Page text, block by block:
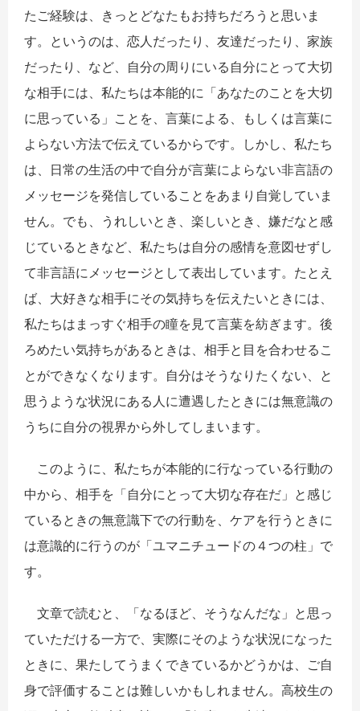
たご経験は、きっとどなたもお持ちだろうと思いま
す。というのは、恋人だったり、友達だったり、家族
だったり、など、自分の周りにいる自分にとって大切
な相手には、私たちは本能的に「あなたのことを大切
に思っている」ことを、言葉による、もしくは言葉に
よらない方法で伝えているからです。しかし、私たち
は、日常の生活の中で自分が言葉によらない非言語の
メッセージを発信していることをあまり自覚していま
せん。でも、うれしいとき、楽しいとき、嫌だなと感
じているときなど、私たちは自分の感情を意図せずし
て非言語にメッセージとして表出しています。たとえ
ば、大好きな相手にその気持ちを伝えたいときには、
私たちはまっすぐ相手の瞳を見て言葉を紡ぎます。後
ろめたい気持ちがあるときは、相手と目を合わせるこ
とができなくなります。自分はそうなりたくない、と
思うような状況にある人に遭遇したときには無意識の
うちに自分の視界から外してしまいます。
このように、私たちが本能的に行なっている行動の
中から、相手を「自分にとって大切な存在だ」と感じ
ているときの無意識下での行動を、ケアを行うときに
は意識的に行うのが「ユマニチュードの４つの柱」で
す。
文章で読むと、「なるほど、そうなんだな」と思っ
ていただける一方で、実際にそのような状況になった
ときに、果たしてうまくできているかどうかは、ご自
身で評価することは難しいかもしれません。高校生の